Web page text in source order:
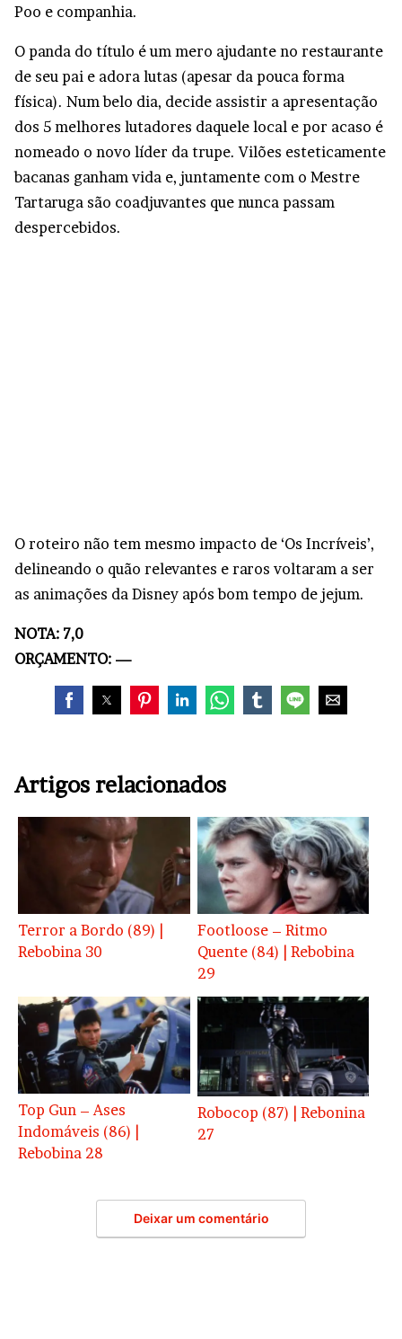
Poo e companhia.
O panda do título é um mero ajudante no restaurante
de seu pai e adora lutas (apesar da pouca forma
física). Num belo dia, decide assistir a apresentação
dos 5 melhores lutadores daquele local e por acaso é
nomeado o novo líder da trupe. Vilões esteticamente
bacanas ganham vida e, juntamente com o Mestre
Tartaruga são coadjuvantes que nunca passam
despercebidos.
O roteiro não tem mesmo impacto de ‘Os Incríveis’,
delineando o quão relevantes e raros voltaram a ser
as animações da Disney após bom tempo de jejum.
NOTA: 7,0
ORÇAMENTO: —
Artigos relacionados
Terror a Bordo (89) |
Rebobina 30
Footloose – Ritmo
Quente (84) | Rebobina
29
Top Gun – Ases
Indomáveis (86) |
Rebobina 28
Robocop (87) | Rebonina
27
Deixar um comentário